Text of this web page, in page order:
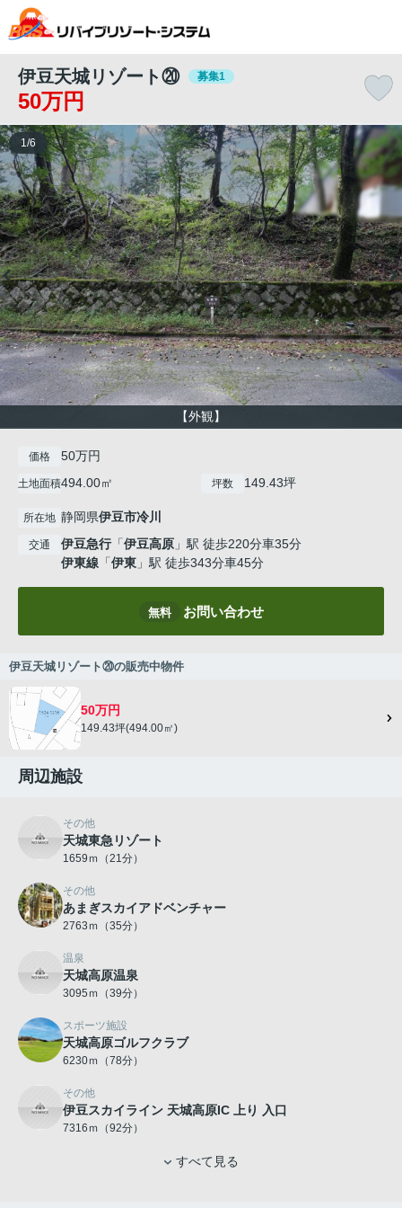
伊豆天城リゾート⑳ 募集1
50万円
【外観】
1 /6
価格 50万円
土地面積494.00㎡ 坪数 149.43坪
所在地 静岡県伊豆市冷川
交通 伊豆急行「伊豆高原 」駅 徒歩220分車35分
伊東線 「伊東 」駅 徒歩343分車45分
無料 お問い合わせ
伊豆天城リゾート⑳の販売中物件
50万円
149.43坪(494.00㎡)
周辺施設
その他
天城東急リゾート
1659ｍ（21分）
その他
あまぎスカイアドベンチャー
2763ｍ（35分）
温泉
天城高原温泉
3095ｍ（39分）
スポーツ施設
天城高原ゴルフクラブ
6230ｍ（78分）
その他
伊豆スカイライン 天城高原IC 上り 入口
7316ｍ（92分）
すべて見る